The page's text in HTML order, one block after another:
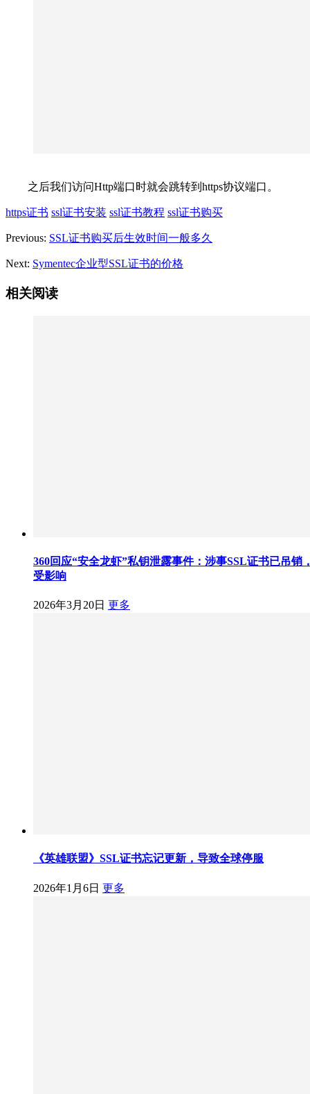
之后我们访问Http端口时就会跳转到https协议端口。
https证书 ssl证书安装 ssl证书教程 ssl证书购买
Previous: SSL证书购买后生效时间一般多久
Next: Symentec企业型SSL证书的价格
相关阅读
360回应“安全龙虾”私钥泄露事件：涉事SSL证书已吊销
受影响
2026年3月20日 更多
《英雄联盟》SSL证书忘记更新，导致全球停服
2026年1月6日 更多